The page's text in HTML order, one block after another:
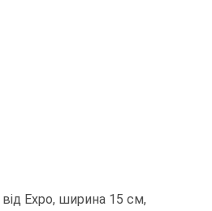
Expo, ширина 15 см,